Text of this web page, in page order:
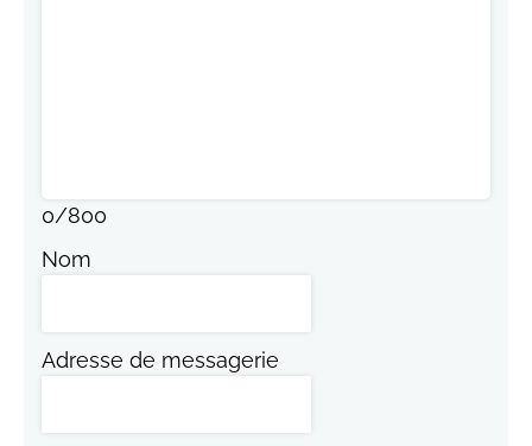
0/800
Nom
Adresse de messagerie